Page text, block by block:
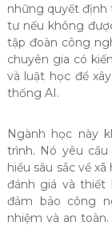
những quyết định
tư nếu không
tập đoàn công
chuyên gia có
và luật học để
thống AI.
Ngành học này
trình. Nó yêu
hiểu sâu sắc về
đánh giá và thiết
đảm bảo công
nhiệm và an